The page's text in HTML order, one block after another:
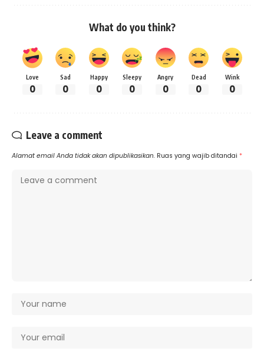
What do you think?
Love
0
Sad
0
Happy
0
Sleepy
0
Angry
0
Dead
0
Wink
0
Leave a comment
Alamat email Anda tidak akan dipublikasikan. Ruas yang wajib ditandai *